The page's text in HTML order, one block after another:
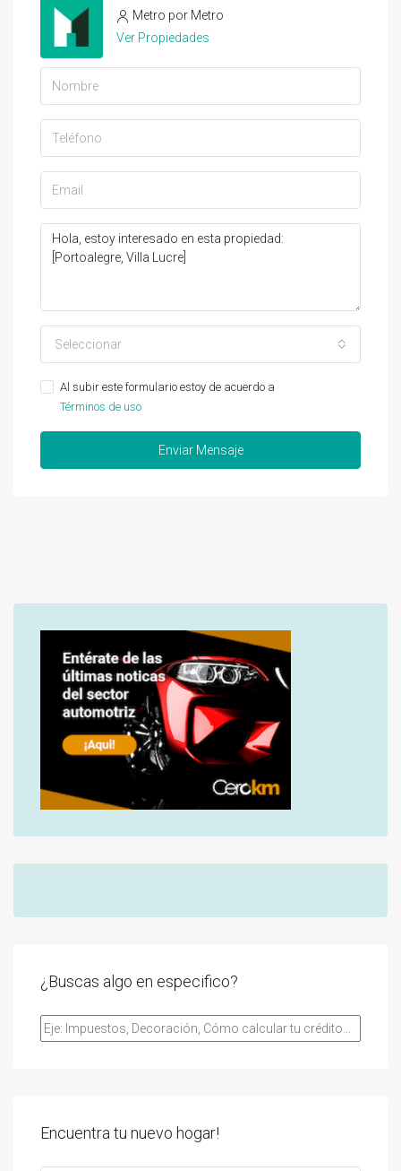
Metro por Metro
Ver Propiedades
Seleccionar
Al subir este formulario estoy de acuerdo a
Términos de uso
Enviar Mensaje
¿Buscas algo en especifico?
Encuentra tu nuevo hogar!